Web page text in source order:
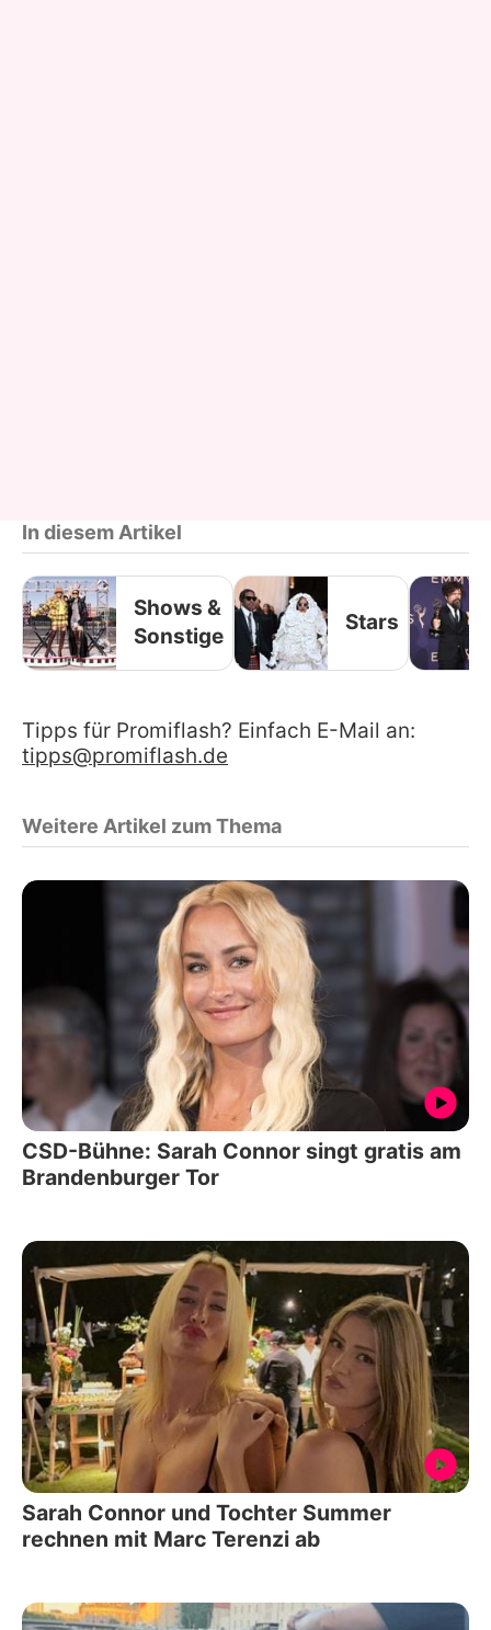
In diesem Artikel
Shows &
Sonstige
Stars
Tipps für Promiflash? Einfach E-Mail an:
tipps@promiflash.de
Weitere Artikel zum Thema
CSD-Bühne: Sarah Connor singt gratis am
Brandenburger Tor
Sarah Connor und Tochter Summer
rechnen mit Marc Terenzi ab